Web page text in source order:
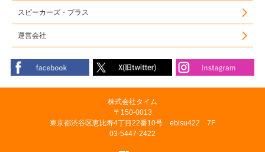
スピーカーズ・プラス
運営会社
株式会社タイム
〒150-0013
東京都渋谷区恵比寿4丁目22番10号 ebisu422 7F
03-5447-2422